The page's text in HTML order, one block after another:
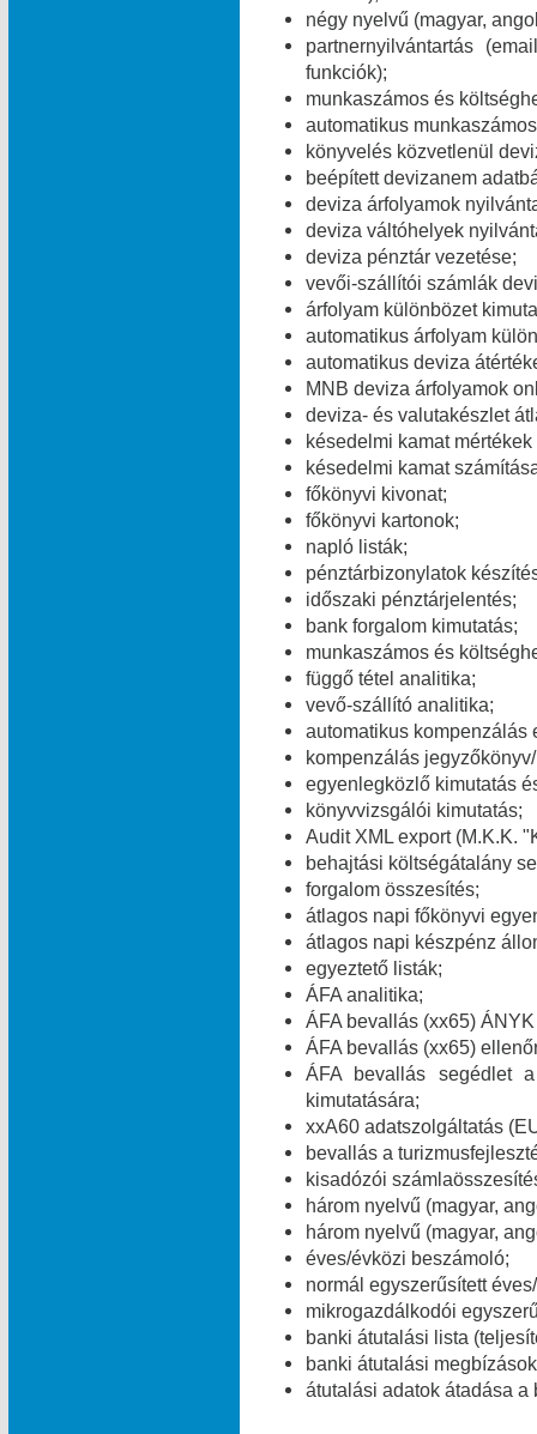
négy nyelvű (magyar,
partnernyilvántartás
funkciók);
munkaszámos és
automatikus
könyvelés közvetlenül
beépített devizanem
deviza árfolyamok
deviza váltóhelyek
deviza pénztár vezetése;
vevői-szállítói számlák
árfolyam különbözet
automatikus árfolyam
automatikus deviza
MNB deviza árfolyamok
deviza- és valutakészlet
késedelmi kamat
késedelmi kamat
főkönyvi kivonat;
főkönyvi kartonok;
napló listák;
pénztárbizonylatok
időszaki pénztárjelentés;
bank forgalom kimutatás;
munkaszámos és
függő tétel analitika;
vevő-szállító analitika;
automatikus kompenzálás
kompenzálás
egyenlegközlő kimutatás
könyvvizsgálói kimutatás;
Audit XML export (M.K.K.
behajtási költségátalány
forgalom összesítés;
átlagos napi főkönyvi
átlagos napi készpénz
egyeztető listák;
ÁFA analitika;
ÁFA bevallás (xx65)
ÁFA bevallás (xx65)
ÁFA bevallás segédlet
kimutatására;
xxA60 adatszolgáltatás
bevallás a
kisadózói
három nyelvű (magyar,
három nyelvű (magyar,
éves/évközi beszámoló;
normál egyszerűsített
mikrogazdálkodói
banki átutalási lista
banki átutalási
átutalási adatok átadása